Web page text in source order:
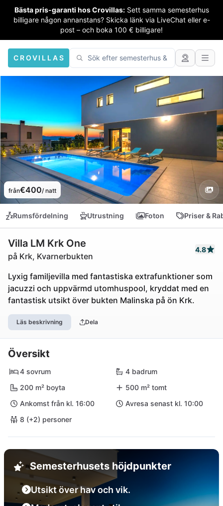
Bästa pris-garanti hos Crovillas: Sett samma semesterhus
billigare någon annanstans? Skicka länk via LiveChat eller e-
post – och boka 100 € billigare!
CROVILLAS
från€400/ natt
Rumsfördelning Utrustning Foton Priser &
Villa LM Krk One
på Krk, Kvarnerbukten
4.8
Lyxig familjevilla med fantastiska extrafunktioner som
jacuzzi och uppvärmd utomhuspool, kryddat med en
fantastisk utsikt över bukten Malinska på ön Krk.
Läs beskrivning Dela
Översikt
4 sovrum
4 badrum
200 m² boyta
500 m² tomt
Ankomst från kl. 16:00
Avresa senast kl. 10:00
8 (+2) personer
Semesterhusets höjdpunkter
Utsikt över hav och vik.